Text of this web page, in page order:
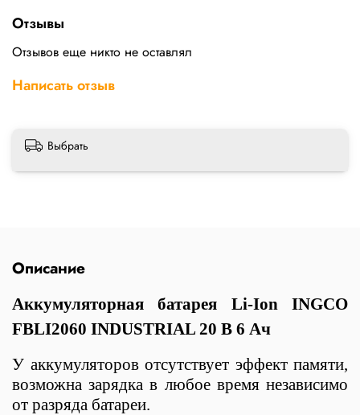
Отзывы
Отзывов еще никто не оставлял
Написать отзыв
Выбрать
Описание
Аккумуляторная батарея Li-Ion INGCO
FBLI2060 INDUSTRIAL 20 В 6 Ач
У аккумуляторов отсутствует эффект памяти,
возможна зарядка в любое время независимо
от разряда батареи.